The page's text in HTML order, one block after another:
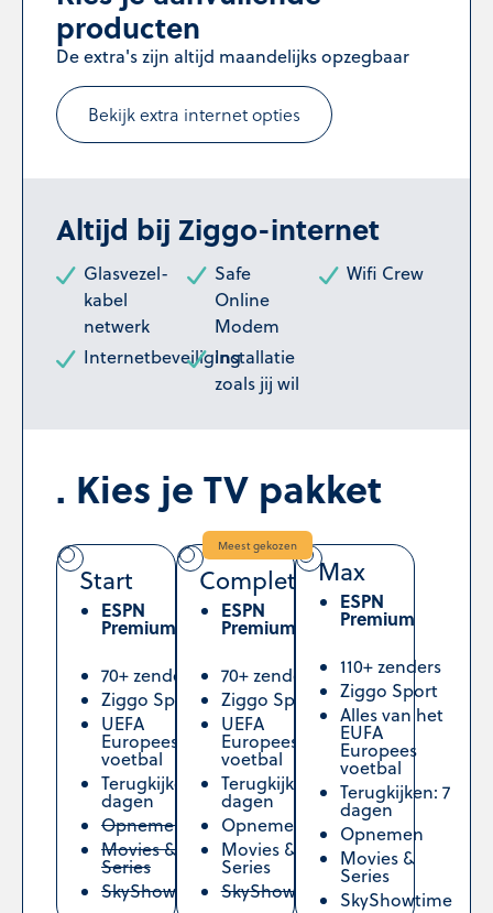
producten
De extra's zijn altijd maandelijks opzegbaar
Bekijk extra internet opties
Altijd bij Ziggo-internet
Glasvezel-
kabel
netwerk
Safe
Online
Modem
Wifi Crew
InternetbeveiligingInstallatie
zoals jij wil
Kies je TV pakket
Start
ESPN
Premium
70+ zenders
Ziggo Sport
UEFA
Europees
voetbal
Terugkijken: 2
dagen
Opnemen
Movies &
Series
SkyShowtime
Complete
ESPN
Premium
70+ zenders
Ziggo Sport
UEFA
Europees
voetbal
Terugkijken: 7
dagen
Opnemen
Movies &
Series
SkyShowtime
Meest gekozen
Max
ESPN
Premium
110+ zenders
Ziggo Sport
Alles van het
EUFA
Europees
voetbal
Terugkijken: 7
dagen
Opnemen
Movies &
Series
SkyShowtime